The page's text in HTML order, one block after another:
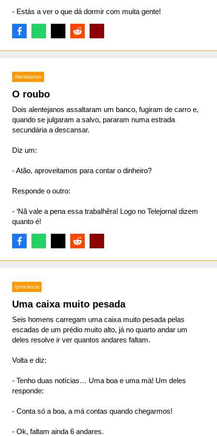
- Estás a ver o que dá dormir com muita gente!
Alentejanos
O roubo
Dois alentejanos assaltaram um banco, fugiram de carro e,
quando se julgaram a salvo, pararam numa estrada
secundária a descansar.
Diz um:
- Atão, aproveitamos para contar o dinheiro?
Responde o outro:
- ‘Nã vale a pena essa trabalhêra! Logo no Telejornal dizem
quanto é!
Ignorância
Uma caixa muito pesada
Seis homens carregam uma caixa muito pesada pelas
escadas de um prédio muito alto, já no quarto andar um
deles resolve ir ver quantos andares faltam.
Volta e diz:
- Tenho duas notícias… Uma boa e uma má! Um deles
responde:
- Conta só a boa, a má contas quando chegarmos!
- Ok, faltam ainda 6 andares.